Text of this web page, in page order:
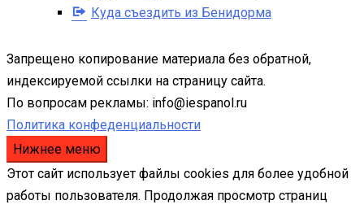
Куда съездить из Бенидорма
Запрещено копирование материала без обратной,
индексируемой ссылки на страницу сайта.
По вопросам рекламы: info@iespanol.ru
Политика конфеденциальности
Нижнее меню
Этот сайт использует файлы cookies для более удобной
работы пользователя. Продолжая просмотр страниц